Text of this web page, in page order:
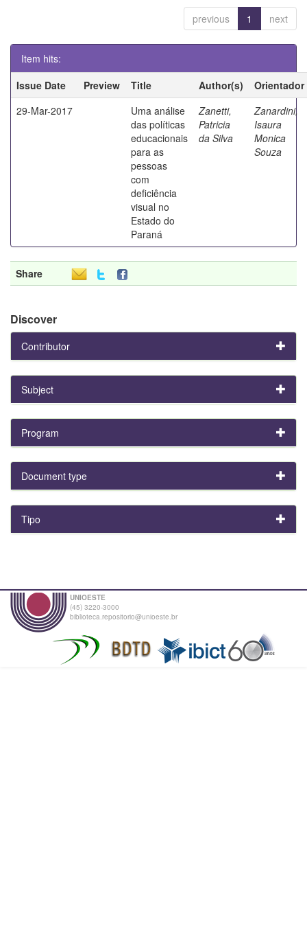
previous 1 next
Item hits:
Issue Date
Preview Title Author(s)
Orientador
29-Mar-2017
Uma análise
das políticas
educacionais
para as
pessoas
com
deficiência
visual no
Estado do
Paraná
Zanetti,
Patricia
da Silva
Zanardini,
Isaura
Monica
Souza
Share
Discover
Contributor
Subject
Program
Document type
Tipo
UNIOESTE
(45) 3220-3000
biblioteca.repositorio@unioeste.br